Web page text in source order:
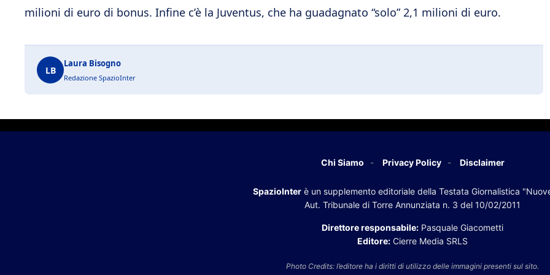
milioni di euro di bonus. Infine c’è la Juventus, che ha guadagnato “solo” 2,1 milioni di euro.
LB
Laura Bisogno
Redazione SpazioInter
Chi Siamo Privacy Policy Disclaimer
SpazioInterè un supplemento editoriale della Testata Giornalistica
Aut. Tribunale di Torre Annunziata n. 3 del 10/02/2011
Direttore responsabile: Pasquale Giacometti
Editore: Cierre Media SRLS
Photo Credits: l’editore ha i diritti di utilizzo delle immagini presenti sul sito.